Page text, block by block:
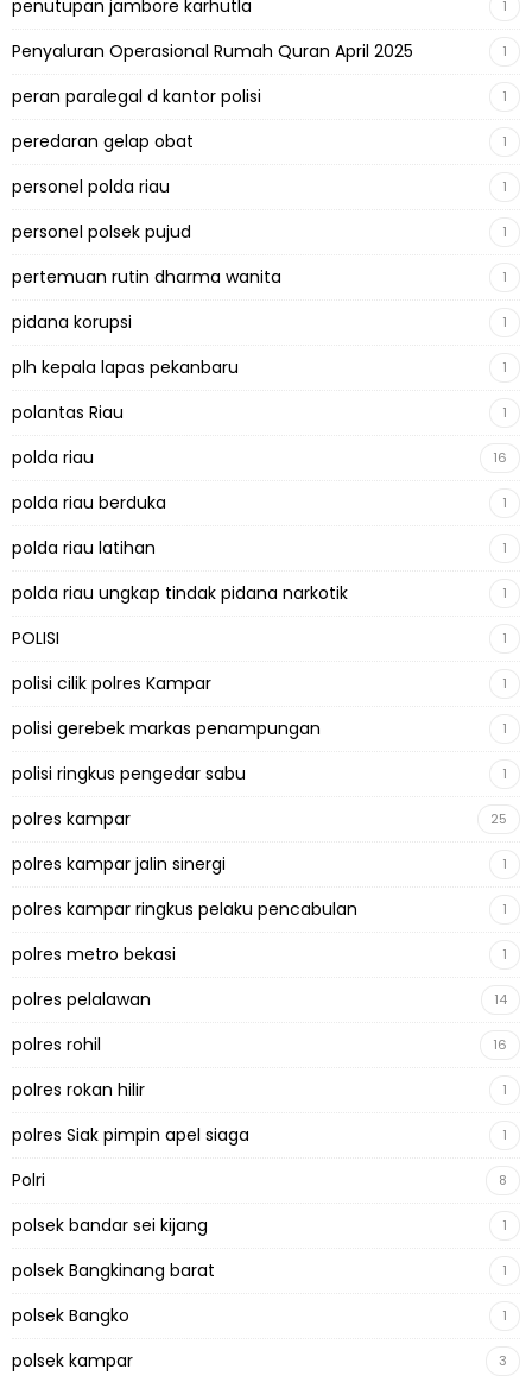
penutupan jambore karhutla 1
Penyaluran Operasional Rumah Quran April 2025 1
peran paralegal d kantor polisi 1
peredaran gelap obat 1
personel polda riau 1
personel polsek pujud 1
pertemuan rutin dharma wanita 1
pidana korupsi 1
plh kepala lapas pekanbaru 1
polantas Riau 1
polda riau 16
polda riau berduka 1
polda riau latihan 1
polda riau ungkap tindak pidana narkotik 1
POLISI 1
polisi cilik polres Kampar 1
polisi gerebek markas penampungan 1
polisi ringkus pengedar sabu 1
polres kampar 25
polres kampar jalin sinergi 1
polres kampar ringkus pelaku pencabulan 1
polres metro bekasi 1
polres pelalawan 14
polres rohil 16
polres rokan hilir 1
polres Siak pimpin apel siaga 1
Polri 8
polsek bandar sei kijang 1
polsek Bangkinang barat 1
polsek Bangko 1
polsek kampar 3